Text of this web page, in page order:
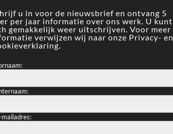
u in voor de nieuwsbrief en ontvang 5
per jaar informatie over ons werk. U kunt
gemakkelijk weer uitschrijven. Voor meer
verwijzen wij naar onze Privacy- en